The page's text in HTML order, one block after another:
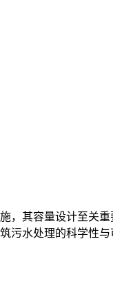
，其容量设计至关
污水处理的科学性与